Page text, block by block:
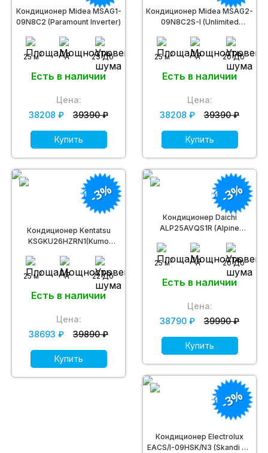
Кондиционер Midea MSAG1-
09N8C2 (Paramount Inverter)
25 м2 A 23 Дб
Есть в наличии
Цена:
38208 ₽
39390 ₽
Купить
Кондиционер Midea MSAG2-
09N8C2S-I (Unlimited
25 м2 A 20 Дб
Есть в наличии
Цена:
38208 ₽
39390 ₽
Купить
Кондиционер Kentatsu
KSGKU26HZRN1(Kumo
25 м2 A 22 Дб
Есть в наличии
-3%
Цена:
38693 ₽
39890 ₽
Купить
Кондиционер Daichi
ALP25AVQS1R (Alpine
25 м2 A 20 Дб
Есть в наличии
-3%
Цена:
38790 ₽
39990 ₽
Купить
Кондиционер Electrolux
EACS/I-09HSK/N3 (Skandi DC
-3%